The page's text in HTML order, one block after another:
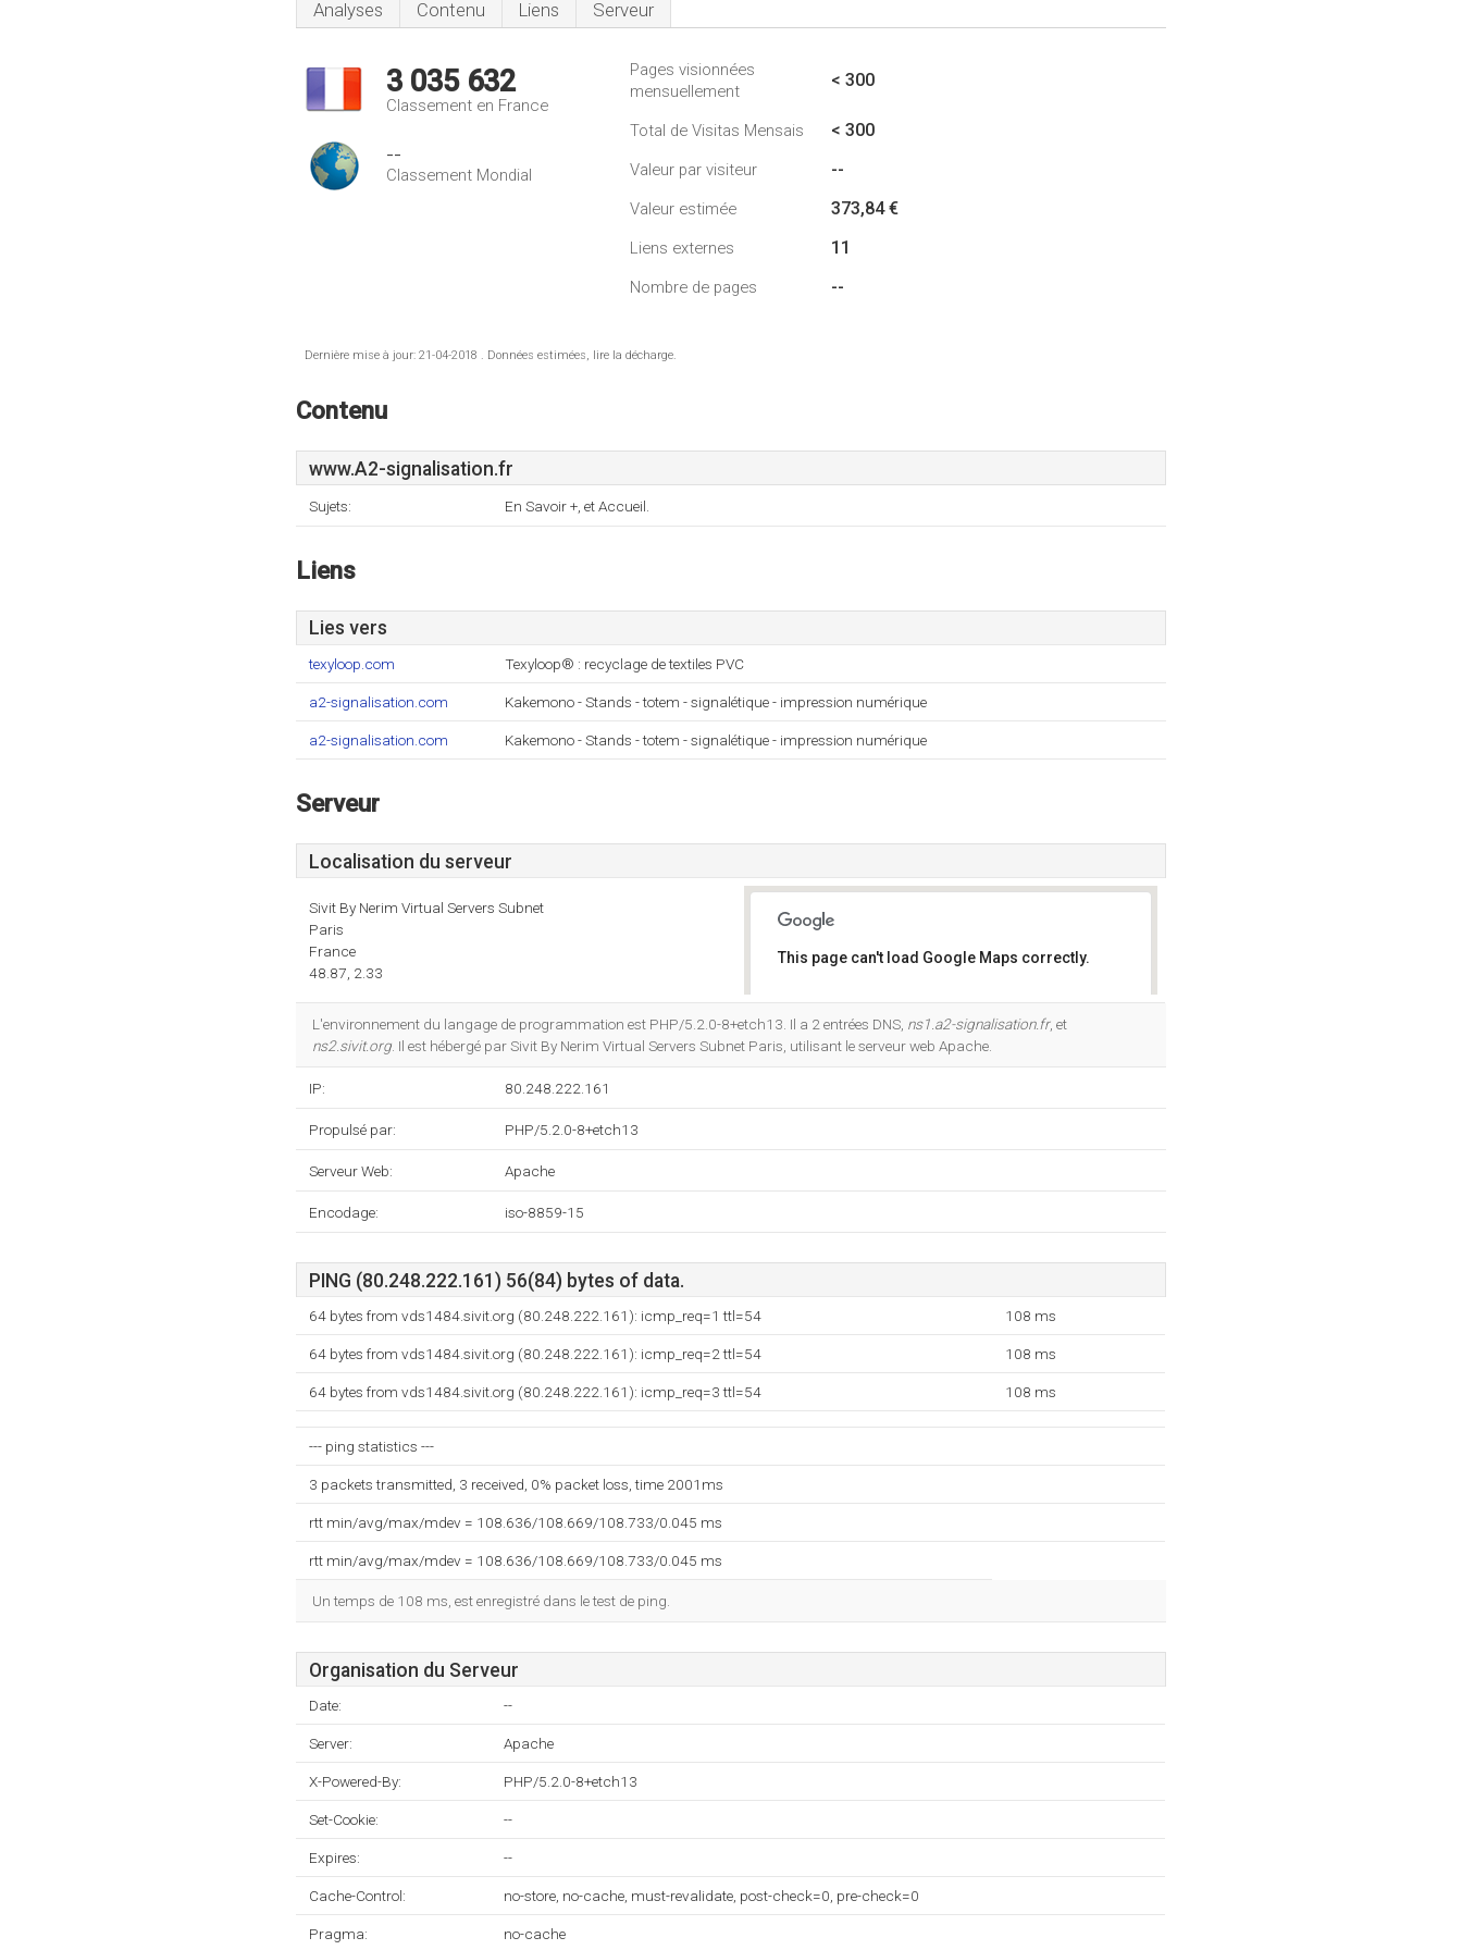
Analyses Contenu Liens Serveur
3 035 632
Classement en France
--
Classement Mondial
Pages visionnées
mensuellement
< 300
Total de Visitas Mensais < 300
Valeur par visiteur --
Valeur estimée 373,84 €
Liens externes 11
Nombre de pages --
Dernière mise à jour: 21-04-2018 . Données estimées, lire la décharge.
Contenu
www.A2-signalisation.fr
Sujets: En Savoir +, et Accueil.
Liens
Lies vers
texyloop.com Texyloop® : recyclage de textiles PVC
a2-signalisation.com Kakemono - Stands - totem - signalétique - impression numérique
a2-signalisation.com Kakemono - Stands - totem - signalétique - impression numérique
Serveur
Localisation du serveur
Sivit By Nerim Virtual Servers Subnet
Paris
France
48.87, 2.33
This page can't load Google Maps correctly.
L'environnement du langage de programmation est PHP/5.2.0-8+etch13. Il a 2 entrées DNS, ns1.a2-signalisation.fr, et
ns2.sivit.org . Il est hébergé par Sivit By Nerim Virtual Servers Subnet Paris, utilisant le serveur web Apache.
IP: 80.248.222.161
Propulsé par: PHP/5.2.0-8+etch13
Serveur Web: Apache
Encodage: iso-8859-15
PING (80.248.222.161) 56(84) bytes of data.
64 bytes from vds1484.sivit.org (80.248.222.161): icmp_req=1 ttl=54 108 ms
64 bytes from vds1484.sivit.org (80.248.222.161): icmp_req=2 ttl=54 108 ms
64 bytes from vds1484.sivit.org (80.248.222.161): icmp_req=3 ttl=54 108 ms
--- ping statistics ---
3 packets transmitted, 3 received, 0% packet loss, time 2001ms
rtt min/avg/max/mdev = 108.636/108.669/108.733/0.045 ms
rtt min/avg/max/mdev = 108.636/108.669/108.733/0.045 ms
Un temps de 108 ms, est enregistré dans le test de ping.
Organisation du Serveur
Date: --
Server: Apache
X-Powered-By: PHP/5.2.0-8+etch13
Set-Cookie: --
Expires: --
Cache-Control: no-store, no-cache, must-revalidate, post-check=0, pre-check=0
Pragma: no-cache